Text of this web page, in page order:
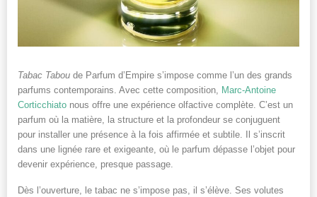
Tabac Tabou de Parfum d’Empire s’impose comme l’un des grands
parfums contemporains. Avec cette composition,
Marc-Antoine
Corticchiato nous offre une expérience olfactive complète. C’est un
parfum où la matière, la structure et la profondeur se conjuguent
pour installer une présence à la fois affirmée et subtile. Il s’inscrit
dans une lignée rare et exigeante, où le parfum dépasse l’objet pour
devenir expérience, presque passage.
Dès l’ouverture, le tabac ne s’impose pas, il s’élève. Ses volutes